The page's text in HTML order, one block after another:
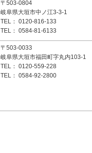
〒503-0804
岐阜県大垣市中ノ江3-3-1
TEL： 0120-816-133
TEL： 0584-81-6133
〒503-0033
岐阜県大垣市福田町字丸内103-1
TEL： 0120-559-228
TEL： 0584-92-2800